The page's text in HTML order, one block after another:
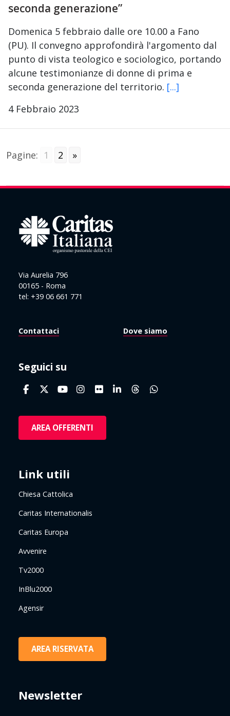
seconda generazione”
Domenica 5 febbraio dalle ore 10.00 a Fano
(PU). Il convegno approfondirà l'argomento dal
punto di vista teologico e sociologico, portando
alcune testimonianze di donne di prima e
seconda generazione del territorio. [...]
4 Febbraio 2023
Pagine: 1 2 »
Via Aurelia 796
00165 - Roma
tel: +39 06 661 771
Contattaci Dove siamo
Seguici su
AREA OFFERENTI
Link utili
Chiesa Cattolica
Caritas Internationalis
Caritas Europa
Avvenire
Tv2000
InBlu2000
Agensir
AREA RISERVATA
Newsletter